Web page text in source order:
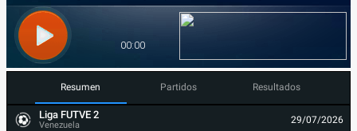
Resumen Partidos Resultados
Liga FUTVE 2
Venezuela 29/07/2026